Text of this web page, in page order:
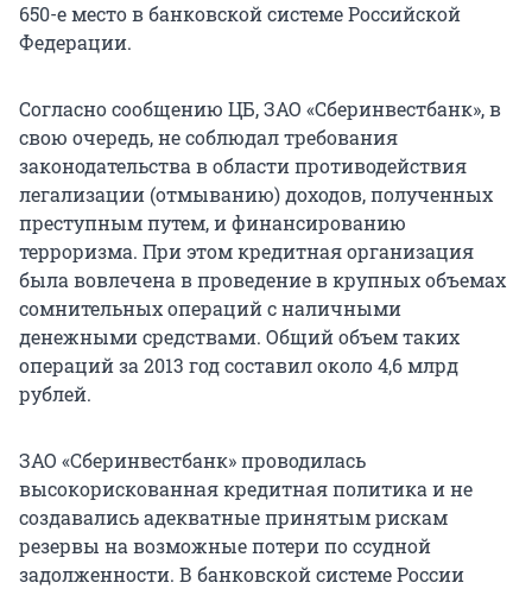
650-е место в банковской системе Российской
Федерации.
Согласно сообщению ЦБ, ЗАО «Сберинвестбанк», в
свою очередь, не соблюдал требования
законодательства в области противодействия
легализации (отмыванию) доходов, полученных
преступным путем, и финансированию
терроризма. При этом кредитная организация
была вовлечена в проведение в крупных объемах
сомнительных операций с наличными
денежными средствами. Общий объем таких
операций за 2013 год составил около 4,6 млрд
рублей.
ЗАО «Сберинвестбанк» проводилась
высокорискованная кредитная политика и не
создавались адекватные принятым рискам
резервы на возможные потери по ссудной
задолженности. В банковской системе России